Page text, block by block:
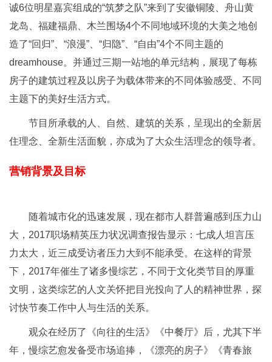
诚6位明星嘉宾组成的“筑梦之队”来到了安徽铜陵、舟山黄
龙岛、福建福鼎、木兰围场4个不同地域环境的大美之地创
造了“回归”、“浪漫”、“归隐”、“自由”4个不同主题的
dreamhouse。并通过三期一站地的单元结构，展现了每栋
房子的建筑过程及以房子为载体带来的不同体验感受、不同
主题下的美好生活方式。
节目所承载的人、自然、建筑的关系，呈现出的全新居
住理念、全新生活面貌，亦成为了大众生活理念的领导者。
营销背景及目标
随着城市化的迅速发展，现在都市人群普遍感到压力山
大，2017职场精英压力状况调查报告显示：七成人坦言压
力太大，近三成受访者压力大到不能承受。在这样的背景
下，2017年催生了诸多慢综艺，不同于文化类节目的厚重
文明，这类综艺的人文关怀把目光投向了人的精神世界，探
讨快节奏工作中人与生活的关系。
观众在经历了《向往的生活》《中餐厅》后，尤其下半
年，慢综艺愈发备受市场追捧，《漂亮的房子》《青春旅